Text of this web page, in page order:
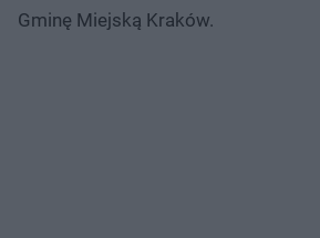
Gminę Miejską Kraków.